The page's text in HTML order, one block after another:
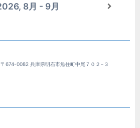
8月 - 9月
674-0082 兵庫県明石市魚住町中尾７０２−３